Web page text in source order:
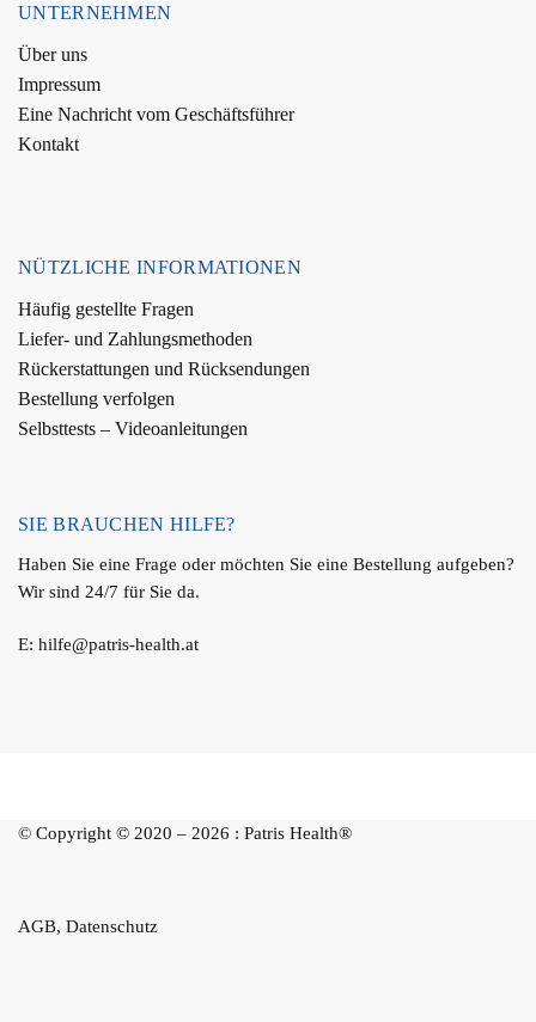
UNTERNEHMEN
Über uns
Impressum
Eine Nachricht vom Geschäftsführer
Kontakt
NÜTZLICHE INFORMATIONEN
Häufig gestellte Fragen
Liefer- und Zahlungsmethoden
Rückerstattungen und Rücksendungen
Bestellung verfolgen
Selbsttests – Videoanleitungen
SIE BRAUCHEN HILFE?
Haben Sie eine Frage oder möchten Sie eine Bestellung aufgeben?
Wir sind 24/7 für Sie da.
E: hilfe@patris-health.at
© Copyright © 2020 – 2026 : Patris Health®
AGB, Datenschutz